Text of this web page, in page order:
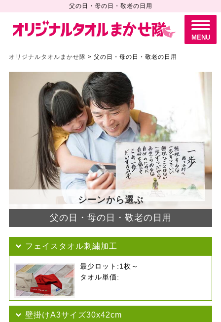
父の日・母の日・敬老の日用
M
E
N
U
MENU
オリジナルタオルまかせ隊 > 父の日・母の日・敬老の日用
シーンから選ぶ
父の日・母の日・敬老の日用
フェイスタオル刺繍加工
最少ロット:1枚～
タオル単価:
壁掛けA3サイズ30x42cm